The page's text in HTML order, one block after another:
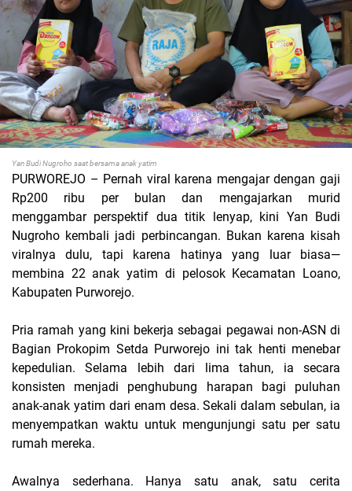
Yan Budi Nugroho saat bersama anak yatim
PURWOREJO – Pernah viral karena mengajar dengan gaji
Rp200 ribu per bulan dan mengajarkan murid
menggambar perspektif dua titik lenyap, kini Yan Budi
Nugroho kembali jadi perbincangan. Bukan karena kisah
viralnya dulu, tapi karena hatinya yang luar biasa—
membina 22 anak yatim di pelosok Kecamatan Loano,
Kabupaten Purworejo.
Pria ramah yang kini bekerja sebagai pegawai non-ASN di
Bagian Prokopim Setda Purworejo ini tak henti menebar
kepedulian. Selama lebih dari lima tahun, ia secara
konsisten menjadi penghubung harapan bagi puluhan
anak-anak yatim dari enam desa. Sekali dalam sebulan, ia
menyempatkan waktu untuk mengunjungi satu per satu
rumah mereka.
Awalnya sederhana. Hanya satu anak, satu cerita